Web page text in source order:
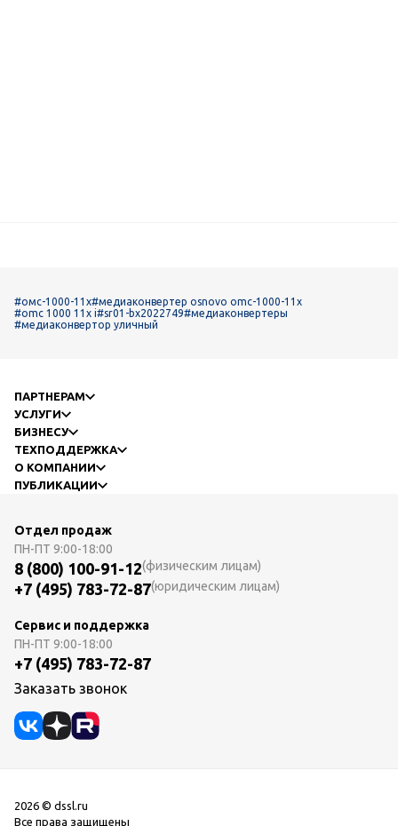
#омс-1000-11х#медиаконвертер osnovo omc-1000-11x
#omc 1000 11x i#sr01-bx2022749#медиаконвертеры
#медиаконвертор уличный
ПАРТНЕРАМ
УСЛУГИ
БИЗНЕСУ
ТЕХПОДДЕРЖКА
О КОМПАНИИ
ПУБЛИКАЦИИ
Отдел продаж
ПН-ПТ 9:00-18:00
8 (800) 100-91-12(физическим лицам)
+7 (495) 783-72-87(юридическим лицам)
Сервис и поддержка
ПН-ПТ 9:00-18:00
+7 (495) 783-72-87
Заказать звонок
2026 © dssl.ru
Все права защищены